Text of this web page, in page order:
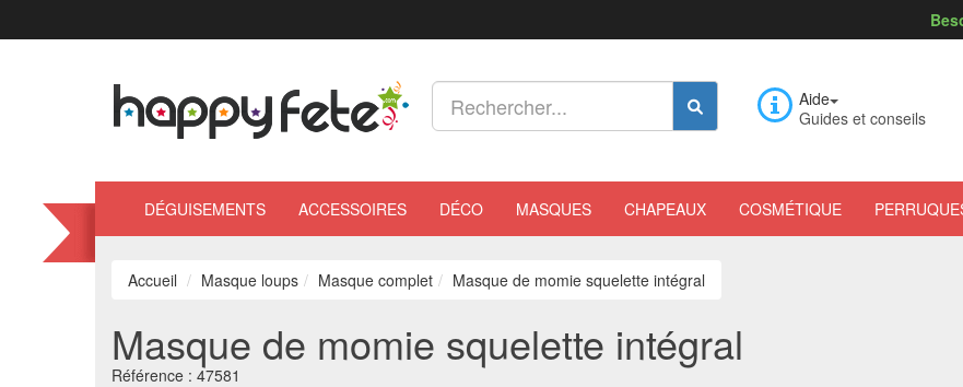
Aide
Guides et conseils
DÉGUISEMENTS ACCESSOIRES DÉCO MASQUES CHAPEAUX COSMÉTIQUE
Accueil Masque loups Masque complet Masque de momie squelette intégral
Masque de momie squelette intégral
Référence : 47581